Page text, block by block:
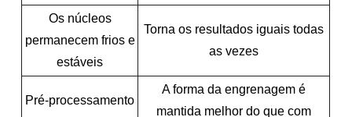
Os núcleos
permanecem frios e
estáveis
Torna os resultados iguais todas
as vezes
Pré-processamento
A forma da engrenagem é
mantida melhor do que com